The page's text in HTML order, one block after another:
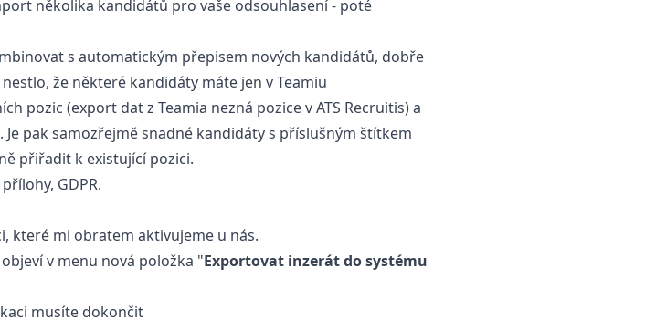
několika kandidátů pro vaše odsouhlasení - poté
s automatickým přepisem nových kandidátů, dobře
že některé kandidáty máte jen v Teamiu
pozic (export dat z Teamia nezná pozice v ATS Recruitis) a
pak samozřejmě snadné kandidáty s příslušným štítkem
přiřadit k existující pozici.
GDPR.
které mi obratem aktivujeme u nás.
v menu nová položka "Exportovat inzerát do systému
musíte dokončit